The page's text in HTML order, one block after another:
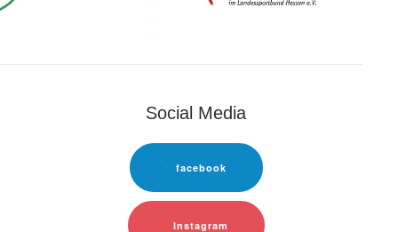
Social Media
facebook
Instagram